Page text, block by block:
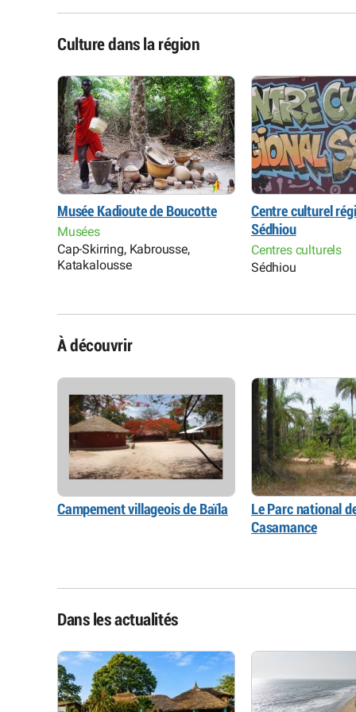
Culture dans la région
Musée Kadioute de Boucotte
Musées
Cap-Skirring, Kabrousse,
Katakalousse
Centre culturel
Sédhiou
Centres culturels
Sédhiou
À découvrir
Campement villageois de Baïla
Le Parc national
Casamance
Dans les actualités